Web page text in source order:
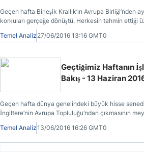
Geçen hafta Birleşik Krallık’ın Avrupa Birliği’nden
korkuları gerçeğe dönüştü. Herkesin tahmin ettiği
düşüş yaşadı ve sterlin tepetaklak oldu. Geçtiğimiz
çeyreğin sonuna gelmiş olmamızdan dolayı daha
Temel Analiz 27/06/2016 13:16 GMT0
Geçtiğimiz Haftanın
Bakış - 13 Haziran
Geçen hafta dünya genelindeki büyük hisse senedi
İngiltere’nin Avrupa Topluluğu’ndan çıkmasının
etkilerden kaynaklanan endişeler dolayısıyla
görmekteyiz.
Temel Analiz13/06/2016 16:26 GMT0